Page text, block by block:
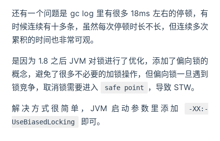
还有一个问题是 gc log 里有很多 18ms 左右的停顿，有
时候连续有十多条，虽然每次停顿时长不长，但连续多次
累积的时间也非常可观。
是因为 1.8 之后 JVM 对锁进行了优化，添加了偏向锁的
概念，避免了很多不必要的加锁操作，但偏向锁一旦遇到
锁竞争，取消锁需要进入
safe point ，导致 STW。
解决方式很简单，JVM 启动参数里添加
-XX:-
UseBiasedLocking
即可。